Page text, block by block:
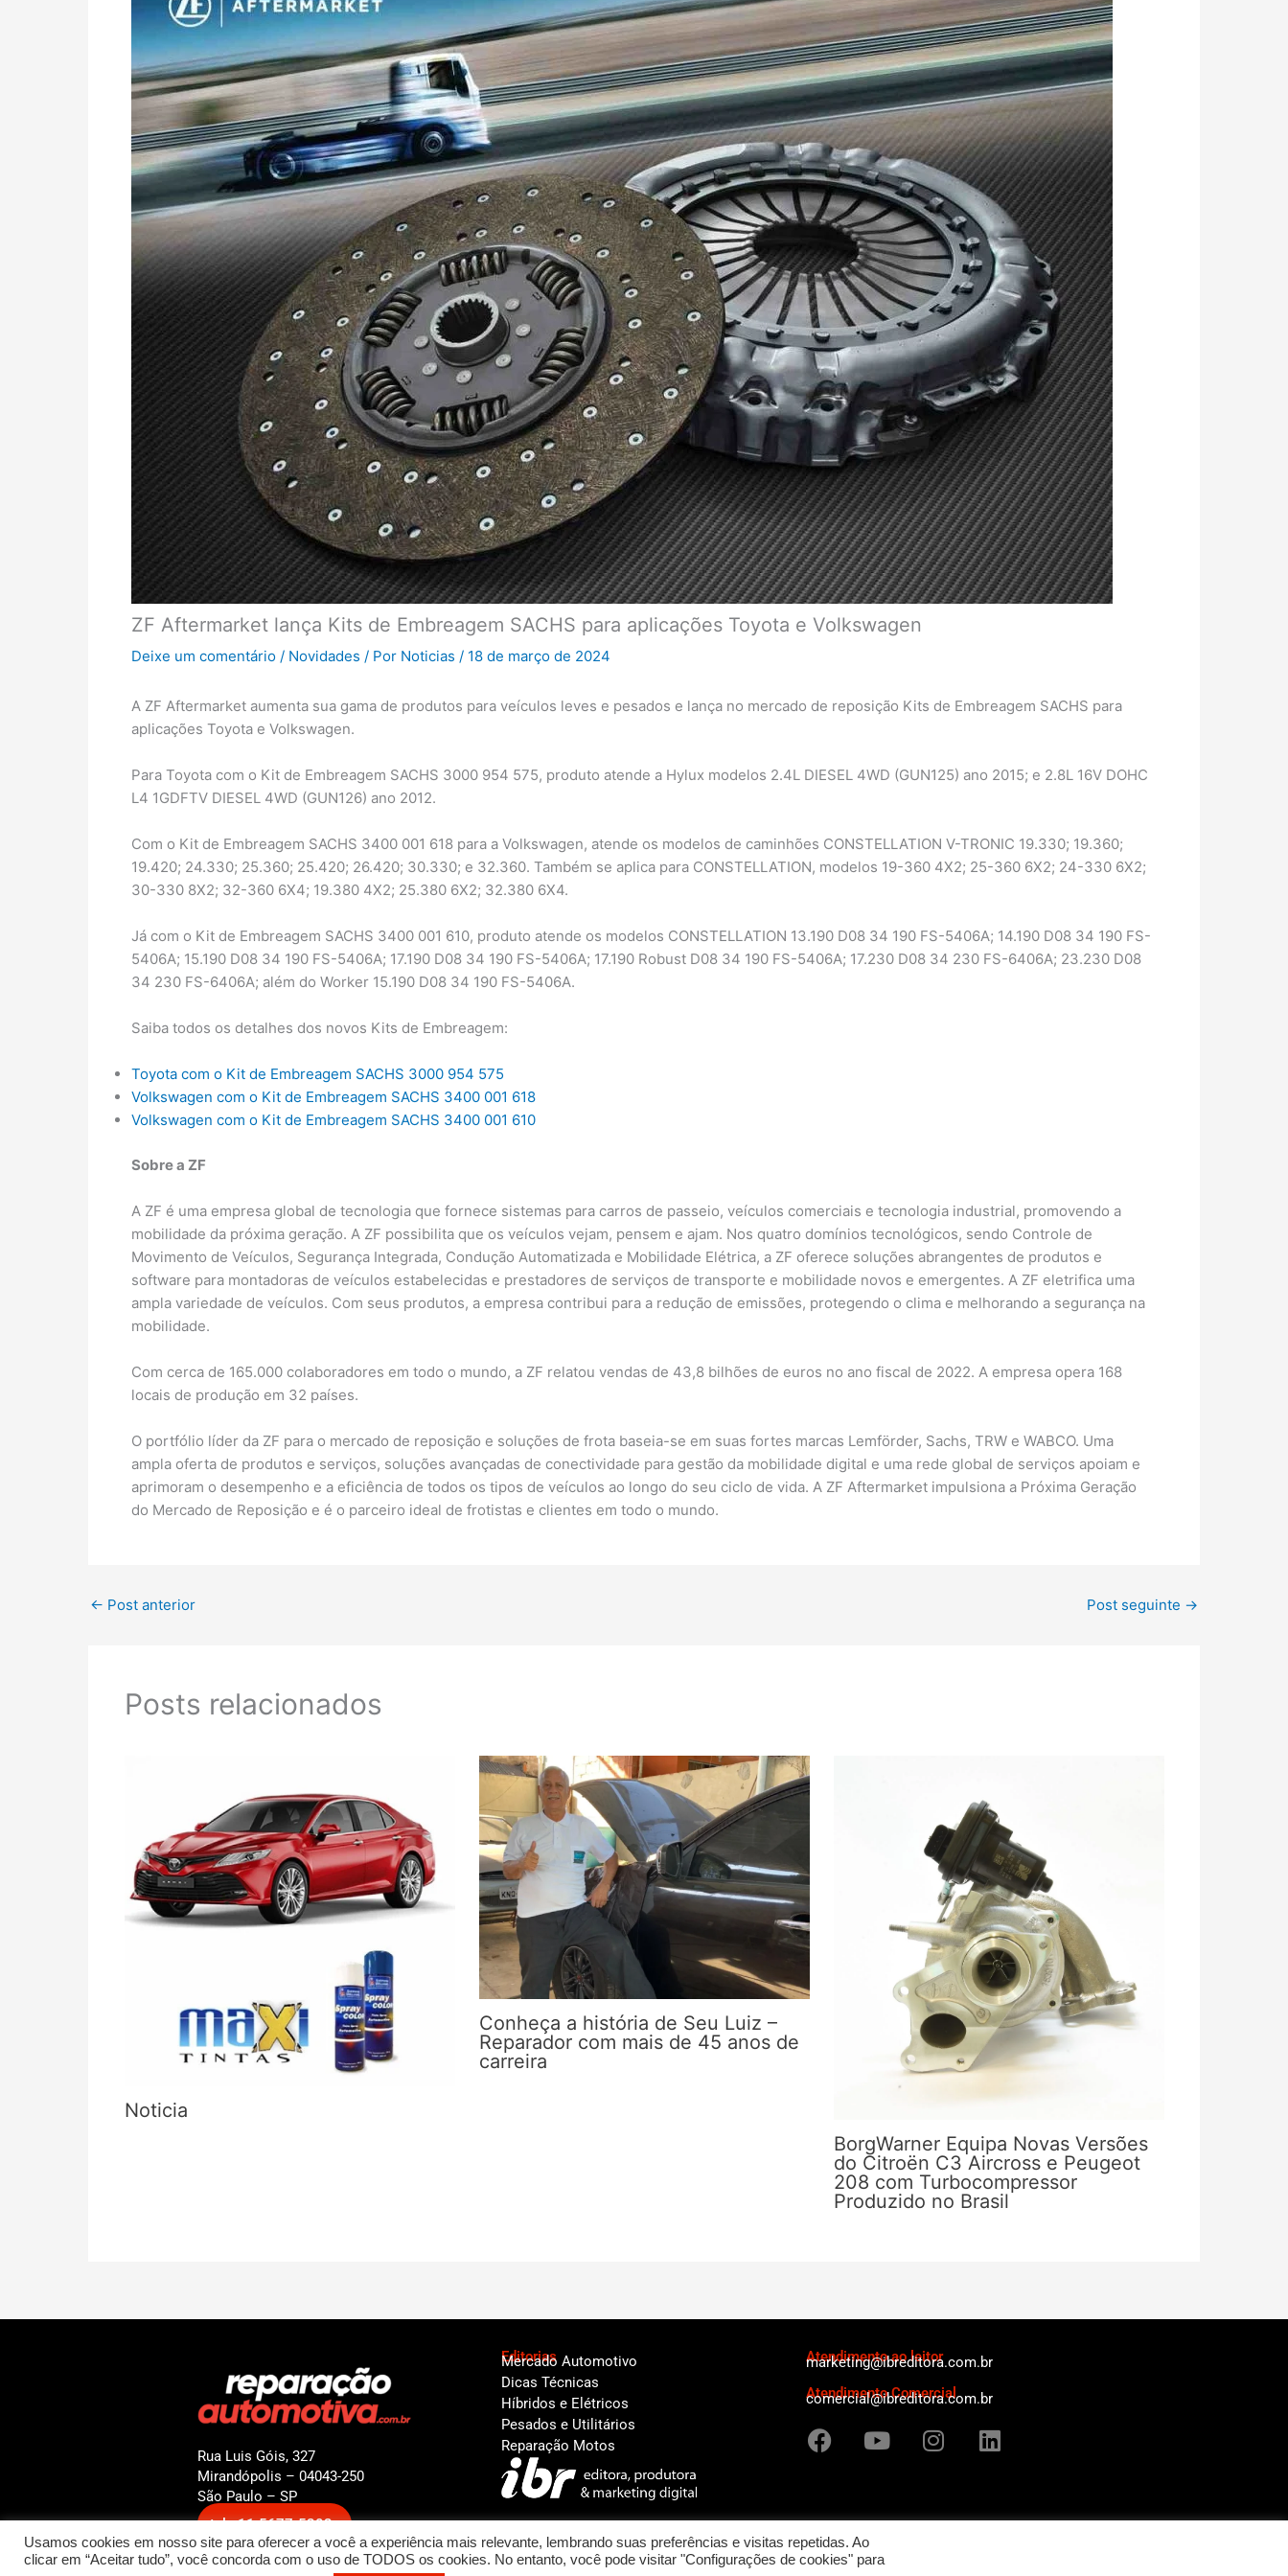
ZF Aftermarket lança Kits de Embreagem SACHS para aplicações Toyota e Volkswagen
Deixe um comentário / Novidades / Por Noticias / 18 de março de 2024
A ZF Aftermarket aumenta sua gama de produtos para veículos leves e pesados e lança no mercado de reposição Kits de Embreagem SACHS para
aplicações Toyota e Volkswagen.
Para Toyota com o Kit de Embreagem SACHS 3000 954 575, produto atende a Hylux modelos 2.4L DIESEL 4WD (GUN125) ano 2015; e 2.8L 16V DOHC
L4 1GDFTV DIESEL 4WD (GUN126) ano 2012.
Com o Kit de Embreagem SACHS 3400 001 618 para a Volkswagen, atende os modelos de caminhões CONSTELLATION V-TRONIC 19.330; 19.360;
19.420; 24.330; 25.360; 25.420; 26.420; 30.330; e 32.360. Também se aplica para CONSTELLATION, modelos 19-360 4X2; 25-360 6X2; 24-330 6X2;
30-330 8X2; 32-360 6X4; 19.380 4X2; 25.380 6X2; 32.380 6X4.
Já com o Kit de Embreagem SACHS 3400 001 610, produto atende os modelos CONSTELLATION 13.190 D08 34 190 FS-5406A; 14.190 D08 34 190 FS-
5406A; 15.190 D08 34 190 FS-5406A; 17.190 D08 34 190 FS-5406A; 17.190 Robust D08 34 190 FS-5406A; 17.230 D08 34 230 FS-6406A; 23.230 D08
34 230 FS-6406A; além do Worker 15.190 D08 34 190 FS-5406A.
Saiba todos os detalhes dos novos Kits de Embreagem:
Toyota com o Kit de Embreagem SACHS 3000 954 575
Volkswagen com o Kit de Embreagem SACHS 3400 001 618
Volkswagen com o Kit de Embreagem SACHS 3400 001 610
Sobre a ZF
A ZF é uma empresa global de tecnologia que fornece sistemas para carros de passeio, veículos comerciais e tecnologia industrial, promovendo a
mobilidade da próxima geração. A ZF possibilita que os veículos vejam, pensem e ajam. Nos quatro domínios tecnológicos, sendo Controle de
Movimento de Veículos, Segurança Integrada, Condução Automatizada e Mobilidade Elétrica, a ZF oferece soluções abrangentes de produtos e
software para montadoras de veículos estabelecidas e prestadores de serviços de transporte e mobilidade novos e emergentes. A ZF eletrifica uma
ampla variedade de veículos. Com seus produtos, a empresa contribui para a redução de emissões, protegendo o clima e melhorando a segurança na
mobilidade.
Com cerca de 165.000 colaboradores em todo o mundo, a ZF relatou vendas de 43,8 bilhões de euros no ano fiscal de 2022. A empresa opera 168
locais de produção em 32 países.
O portfólio líder da ZF para o mercado de reposição e soluções de frota baseia-se em suas fortes marcas Lemförder, Sachs, TRW e WABCO. Uma
ampla oferta de produtos e serviços, soluções avançadas de conectividade para gestão da mobilidade digital e uma rede global de serviços apoiam e
aprimoram o desempenho e a eficiência de todos os tipos de veículos ao longo do seu ciclo de vida. A ZF Aftermarket impulsiona a Próxima Geração
do Mercado de Reposição e é o parceiro ideal de frotistas e clientes em todo o mundo.
← Post anterior Post seguinte →
Posts relacionados
Noticia
Conheça a história de Seu Luiz –
Reparador com mais de 45 anos de
carreira
BorgWarner Equipa Novas Versões
do Citroën C3 Aircross e Peugeot
208 com Turbocompressor
Produzido no Brasil
Rua Luis Góis, 327
Mirandópolis – 04043-250
São Paulo – SP
tel.: 11 5677-5202
Editorias
Mercado Automotivo
Dicas Técnicas
Híbridos e Elétricos
Pesados e Utilitários
Reparação Motos
Atendimento ao leitor
marketing@ibreditora.com.br
Atendimento Comercial
comercial@ibreditora.com.br
F
a
b
o
Y
o
u
I
n
a
L
i
e
Usamos cookies em nosso site para oferecer a você a experiência mais relevante, lembrando suas preferências e visitas repetidas. Ao
clicar em “Aceitar tudo”, você concorda com o uso de TODOS os cookies. No entanto, você pode visitar "Configurações de cookies" para